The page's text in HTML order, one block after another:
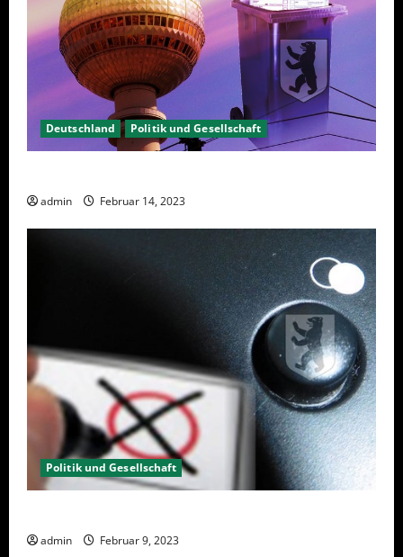
Deutschland Politik und Gesellschaft
admin Februar 14, 2023
Politik und Gesellschaft
admin Februar 9, 2023